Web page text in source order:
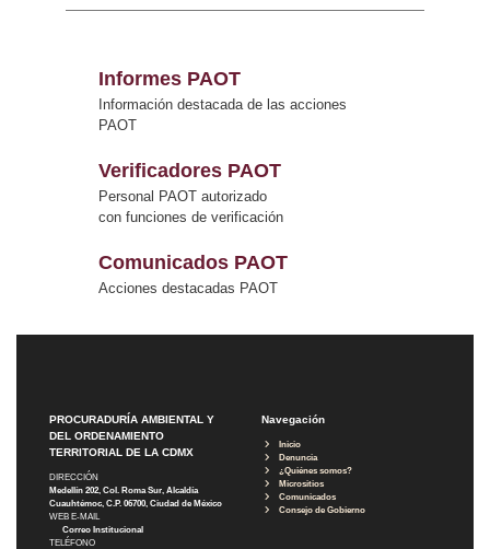
Informes PAOT
Información destacada de las acciones
PAOT
Verificadores PAOT
Personal PAOT autorizado
con funciones de verificación
Comunicados PAOT
Acciones destacadas PAOT
PROCURADURÍA AMBIENTAL Y
DEL ORDENAMIENTO
TERRITORIAL DE LA CDMX
DIRECCIÓN
Medellín 202, Col. Roma Sur, Alcaldía
Cuauhtémoc, C.P. 06700, Ciudad de México
WEB E-MAIL
Correo Institucional
TELÉFONO
Navegación
Inicio
Denuncia
¿Quiénes somos?
Micrositios
Comunicados
Consejo de Gobierno